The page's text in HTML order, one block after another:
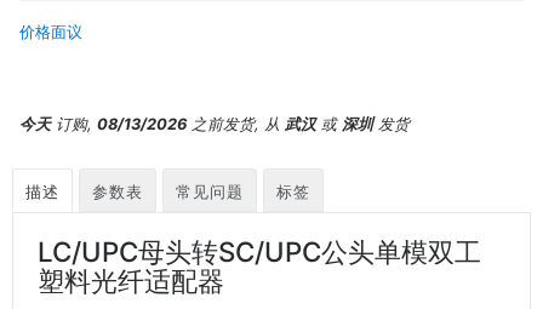
价格面议
今天订购,08/13/2026 之前发货, 从武汉或 深圳发货
描述 参数表 常见问题 标签
LC/UPC母头转SC/UPC公头单模双工
塑料光纤适配器